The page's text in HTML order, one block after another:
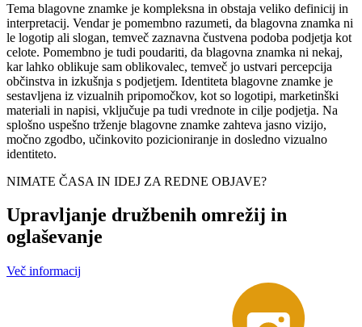
Tema blagovne znamke je kompleksna in obstaja veliko definicij in
interpretacij. Vendar je pomembno razumeti, da blagovna znamka ni
le logotip ali slogan, temveč zaznavna čustvena podoba podjetja kot
celote. Pomembno je tudi poudariti, da blagovna znamka ni nekaj,
kar lahko oblikuje sam oblikovalec, temveč jo ustvari percepcija
občinstva in izkušnja s podjetjem. Identiteta blagovne znamke je
sestavljena iz vizualnih pripomočkov, kot so logotipi, marketinški
materiali in napisi, vključuje pa tudi vrednote in cilje podjetja. Na
splošno uspešno trženje blagovne znamke zahteva jasno vizijo,
močno zgodbo, učinkovito pozicioniranje in dosledno vizualno
identiteto.
NIMATE ČASA IN IDEJ ZA REDNE OBJAVE?
Upravljanje družbenih omrežij in
oglaševanje
Več informacij